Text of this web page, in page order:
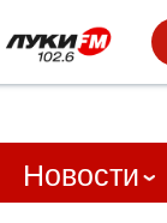
Новости